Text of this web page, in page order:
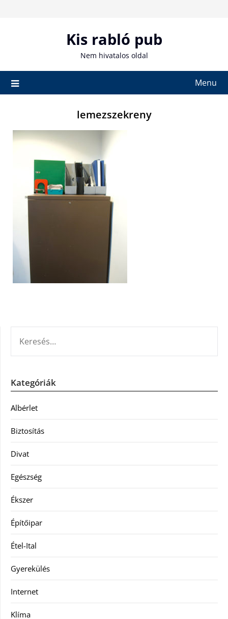
Kis rabló pub
Nem hivatalos oldal
Menu
lemezszekreny
Kategóriák
Albérlet
Biztosítás
Divat
Egészség
Ékszer
Építőipar
Étel-Ital
Gyerekülés
Internet
Klíma